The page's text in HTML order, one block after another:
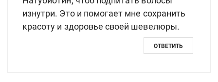
изнутри. Это и помогает мне сохранить
красоту и здоровье своей шевелюры.
ОТВЕТИТЬ